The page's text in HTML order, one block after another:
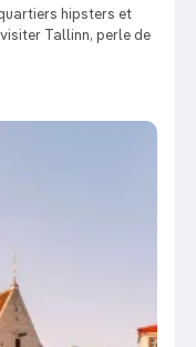
hipsters et
Tallinn, perle de